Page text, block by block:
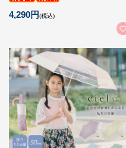
4,290円(税込)